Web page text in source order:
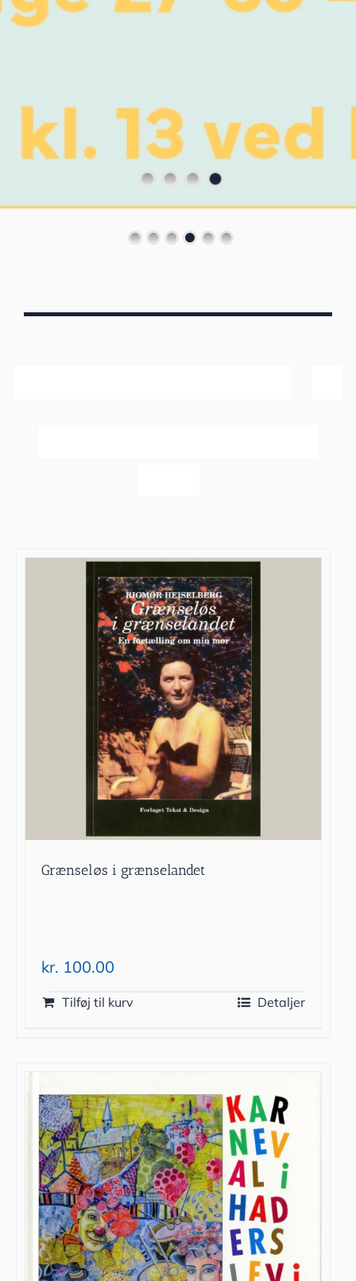
Grænseløs i grænselandet
kr. 100.00
Tilføj til kurv Detaljer